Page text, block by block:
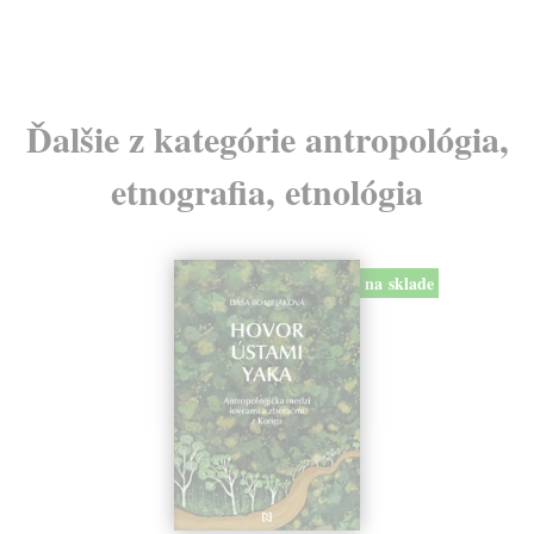
Ďalšie z kategórie antropológia,
etnografia, etnológia
na sklade